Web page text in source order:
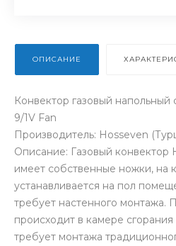
ОПИСАНИЕ
Конвектор газовый напольный
9/1V Fan
Производитель: Hosseven
Описание: Газовый конвектор
имеет собственные ножки, на
устанавливается на пол
требует настенного монтажа.
происходит в камере сгорания
требует монтажа